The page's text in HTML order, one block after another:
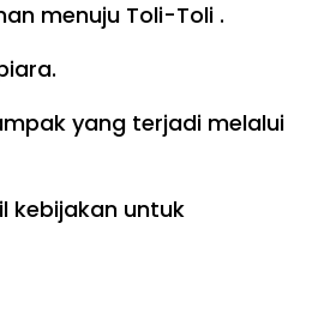
menuju Toli-Toli .
yang terjadi melalui
kebijakan untuk